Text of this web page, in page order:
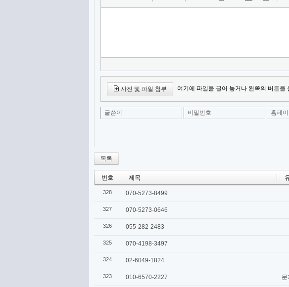
사진 및 파일 첨부 여기에 파일을 끌어 놓거나 왼쪽의 버튼을
글쓴이 비밀번호 홈페이
목록
번호 제목
328 070-5273-8499
327 070-5273-0646
326 055-282-2483
325 070-4198-3497
324 02-6049-1824
323 010-6570-2227 문